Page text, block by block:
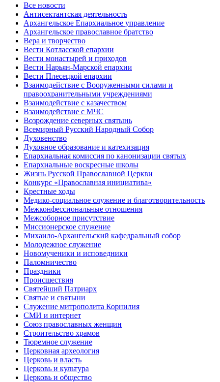
Все новости
Антисектантская деятельность
Архангельское Епархиальное управление
Архангельское православное братство
Вера и творчество
Вести Котласской епархии
Вести монастырей и приходов
Вести Нарьян-Марской епархии
Вести Плесецкой епархии
Взаимодействие с Вооруженными силами и
правоохранительными учреждениями
Взаимодействие с казачеством
Взаимодействие с МЧС
Возрождение северных святынь
Всемирный Русский Народный Собор
Духовенство
Духовное образование и катехизация
Епархиальная комиссия по канонизации святых
Епархиальные воскресные школы
Жизнь Русской Православной Церкви
Конкурс «Православная инициатива»
Крестные ходы
Медико-социальное служение и благотворительность
Межконфессиональные отношения
Межсоборное присутствие
Миссионерское служение
Михаило-Архангельский кафедральный собор
Молодежное служение
Новомученики и исповедники
Паломничество
Праздники
Происшествия
Святейший Патриарх
Святые и святыни
Служение митрополита Корнилия
СМИ и интернет
Союз православных женщин
Строительство храмов
Тюремное служение
Церковная археология
Церковь и власть
Церковь и культура
Церковь и общество